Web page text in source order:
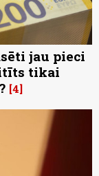
jau pieci
tikai
4